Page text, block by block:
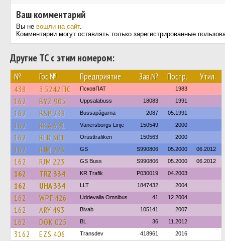
Ваш комментарий
Вы не вошли на сайт.
Комментарии могут оставлять только зарегистрированные
Другие ТС с этим номером:
№ Гос.№ Предприятие Зав.№ Постр. Утил.
438 З 5242 ПС ПсковПАТ 1983
162 BYZ 905 Uppsalabuss 18083 1991
162 BSP 238 Bussapågarna 2087 05.1991
162 RKA 691 Vänersborgs Linje 150549 2000
162 RLD 301 Orusttrafiken 150563 2000
162 RJM 223 GS S990806 05.2000 06.2012
162 RJM 223 GS Buss S990806 05.2000 06.2012
162 TRZ 334 KR Trafik P030019 04.2003
162 UHA 334 LLT 1847432 2004
162 WPF 426 Uddevalla Omnibus 41 12.2004
162 ARY 493 Bivab 105141 2007
162 DOK 025 BL 36 11.2012
3162 EZS 406 Transdev 418961 2016